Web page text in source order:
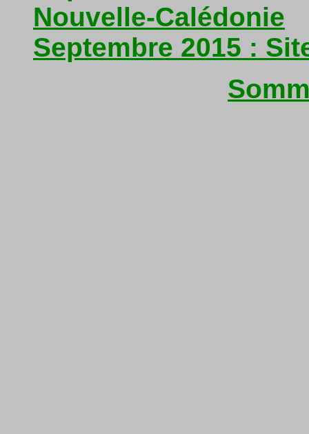
Nouvelle-Calédonie
Septembre 2015 :